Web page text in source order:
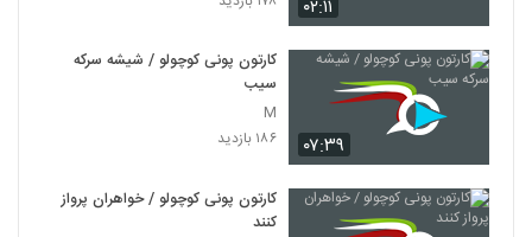
۰۲:۱۱
۰۷:۳۹
کارتون پونی کوچولو / شیشه سرکه
سیب
M
۱۸۶ بازدید
کارتون پونی کوچولو / خواهران پرواز
کنند